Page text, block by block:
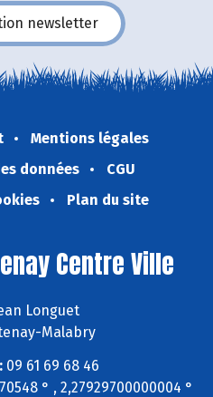
newsletter
Mentions légales
données
CGU
Plan du site
Centre Ville
Longuet
Malabry
09 61 69 68 46
° , 2,27929700000004 °